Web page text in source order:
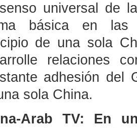
universal de
básica en las
de una sola
relaciones
adhesión del
sola China.
Arab TV: En